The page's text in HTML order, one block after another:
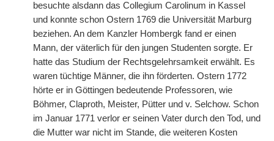
besuchte alsdann das Collegium Carolinum in Kassel
und konnte schon Ostern 1769 die Universität Marburg
beziehen. An dem Kanzler Hombergk fand er einen
Mann, der väterlich für den jungen Studenten sorgte. Er
hatte das Studium der Rechtsgelehrsamkeit erwählt. Es
waren tüchtige Männer, die ihn förderten. Ostern 1772
hörte er in Göttingen bedeutende Professoren, wie
Böhmer, Claproth, Meister, Pütter und v. Selchow. Schon
im Januar 1771 verlor er seinen Vater durch den Tod, und
die Mutter war nicht im Stande, die weiteren Kosten